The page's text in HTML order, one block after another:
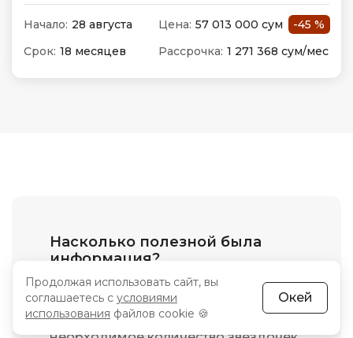
Начало: 28 августа Цена: 57 013 000 сум
-45 %
Срок: 18 месяцев Рассрочка: 1 271 368 сум/мес
Насколько полезной была
информация?
Вы можете оценить пользу всей
страницы в целом, отметив
Продолжая использовать сайт, вы
соглашаетесь с условиями
использования файлов cookie 🍪
Окей